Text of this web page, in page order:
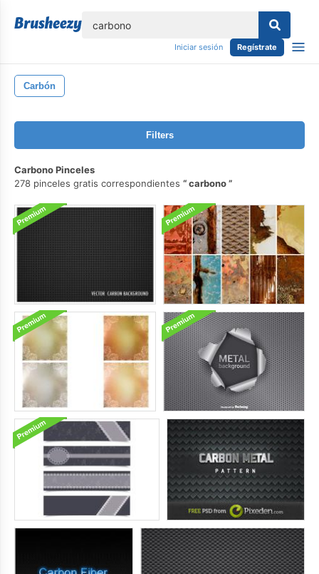
Iniciar sesión Regístrate
Carbón
Filters
Carbono Pinceles
278 pinceles gratis correspondientes
carbono